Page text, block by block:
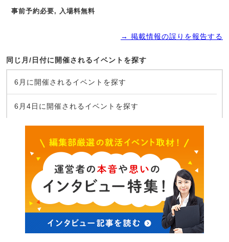
事前予約必要, 入場料無料
→ 掲載情報の誤りを報告する
同じ月/日付に開催されるイベントを探す
6月に開催されるイベントを探す
6月4日に開催されるイベントを探す